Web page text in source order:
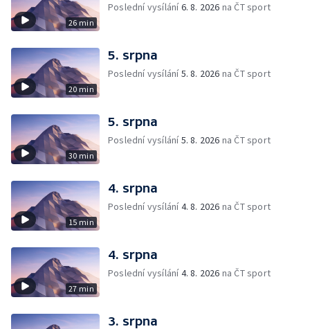
26 min
Poslední vysílání6. 8. 2026 na ČT sport
20 min
5. srpna
Poslední vysílání5. 8. 2026 na ČT sport
30 min
5. srpna
Poslední vysílání5. 8. 2026 na ČT sport
15 min
4. srpna
Poslední vysílání4. 8. 2026 na ČT sport
27 min
4. srpna
Poslední vysílání4. 8. 2026 na ČT sport
3. srpna